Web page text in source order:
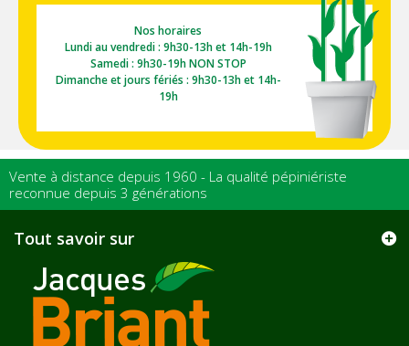
Nos horaires
Lundi au vendredi : 9h30-13h et 14h-19h
Samedi : 9h30-19h NON STOP
Dimanche et jours fériés : 9h30-13h et 14h-
19h
Vente à distance depuis 1960 - La qualité pépiniériste
reconnue depuis 3 générations
Tout savoir sur